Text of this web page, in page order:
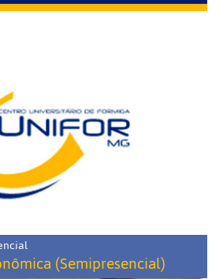
(Semipresencial)